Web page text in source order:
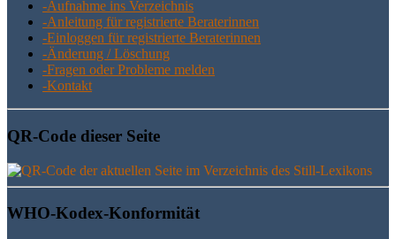
-Auf­nah­me ins Verzeichnis
-Anlei­tung für regis­trier­te Beraterinnen
-Ein­log­gen für regis­trier­te Beraterinnen
-Ände­rung / Löschung
-Fra­gen oder Pro­ble­me melden
-Kon­takt
QR-Code die­ser Seite
WHO-Kodex-Kon­for­mi­tät